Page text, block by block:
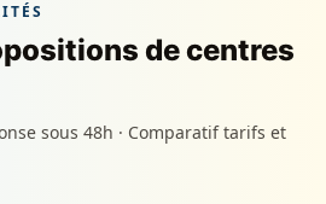
de centres
sous 48h · Comparatif tarifs et